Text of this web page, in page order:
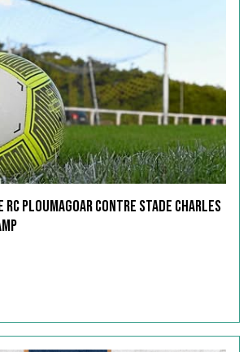
PLOUMAGOAR contre STADE CHARLES